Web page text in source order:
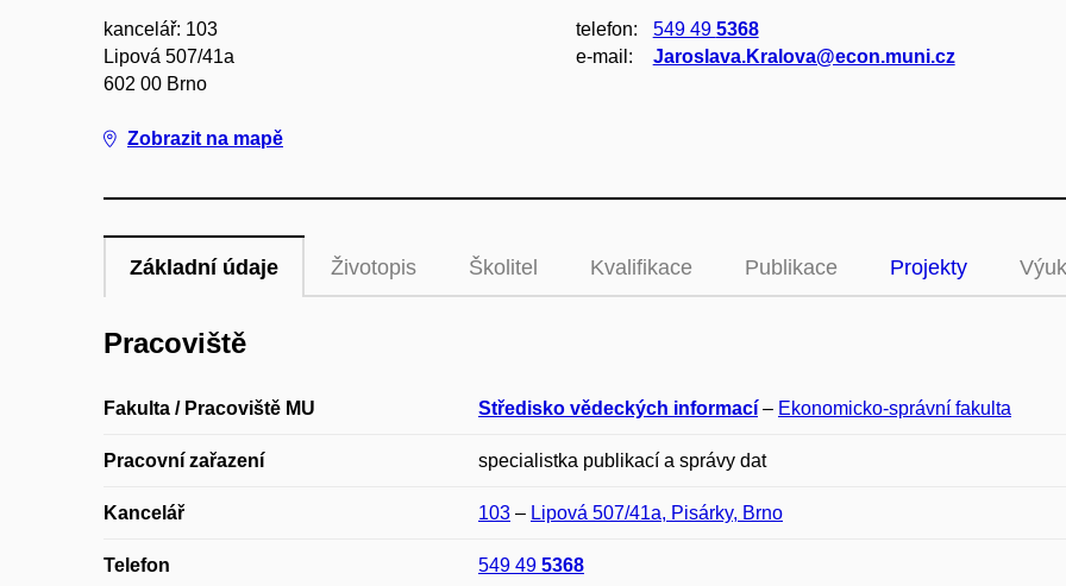
kancelář: 103
Lipová 507/41a
602 00 Brno
Zobrazit na mapě
telefon: 549 49 5368
e‑mail:
Jaroslava.Kralova@econ.muni.cz
Základní údaje Životopis Školitel Kvalifikace Publikace Projekty
Pracoviště
Fakulta / Pracoviště MU Středisko vědeckých informací – Ekonomicko-správní fakulta
Pracovní zařazení specialistka publikací a správy dat
Kancelář 103 – Lipová 507/41a, Pisárky, Brno
Telefon 549 49 5368